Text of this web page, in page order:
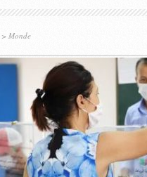
> Monde